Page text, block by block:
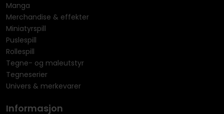
Manga
Merchandise & effekter
Miniatyrspill
Puslespill
Rollespill
Tegne- og maleutstyr
Tegneserier
Univers & merkevarer
Informasjon